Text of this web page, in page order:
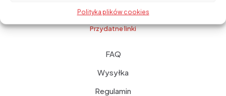
Polityka plików cookies
Przydatne linki
FAQ
Wysyłka
Regulamin